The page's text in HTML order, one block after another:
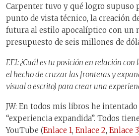
Carpenter tuvo y qué logro supuso
punto de vista técnico, la creación
futura al estilo apocalíptico con un
presupuesto de seis millones de
EEI: ¿Cuál es tu posición en relación
el hecho de cruzar las fronteras y
visual o escrito) para crear una
JW: En todos mis libros he
“experiencia expandida”. Todos
YouTube (Enlace 1, Enlace 2, Enlace 3